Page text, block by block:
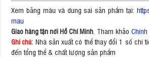
Xem bảng màu và dung sai sản phẩm tại:
mau
Giao hàng tận nơi Hồ Chí Minh . Tham khảo
Ghi chú: Nhà sản xuất có thể thay đổi 1 số chi
đến tổng thể & chất lượng sản phẩm